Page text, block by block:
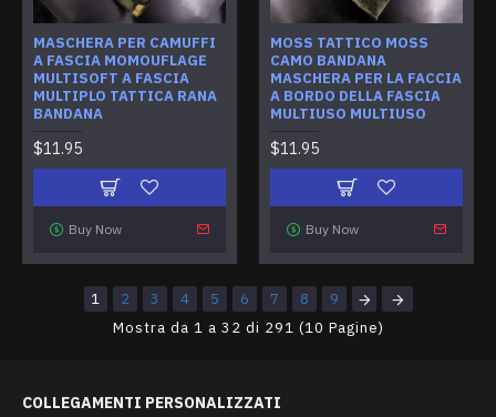
MASCHERA PER CAMUFFI
A FASCIA MOMOUFLAGE
MULTISOFT A FASCIA
MULTIPLO TATTICA RANA
BANDANA
$11.95
Buy Now
MOSS TATTICO MOSS
CAMO BANDANA
MASCHERA PER LA FACCIA
A BORDO DELLA FASCIA
MULTIUSO MULTIUSO
$11.95
Buy Now
1 2 3 4 5 6 7 8
9
Mostra da 1 a 32 di 291 (10 Pagine)
COLLEGAMENTI PERSONALIZZATI